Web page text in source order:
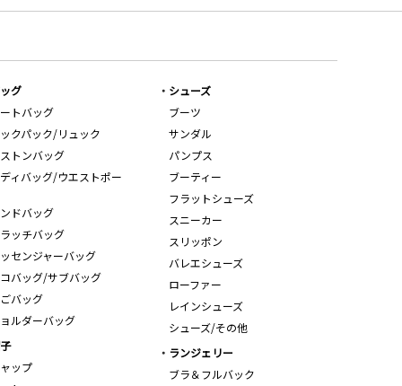
グ
トバッグ
クパック/リュック
トンバッグ
ィバッグ/ウエストポー
ドバッグ
ッチバッグ
センジャーバッグ
バッグ/サブバッグ
バッグ
ルダーバッグ
シューズ
ブーツ
サンダル
パンプス
ブーティー
フラットシューズ
スニーカー
スリッポン
バレエシューズ
ローファー
レインシューズ
シューズ/その他
ップ
ランジェリー
ブラ＆フルバック